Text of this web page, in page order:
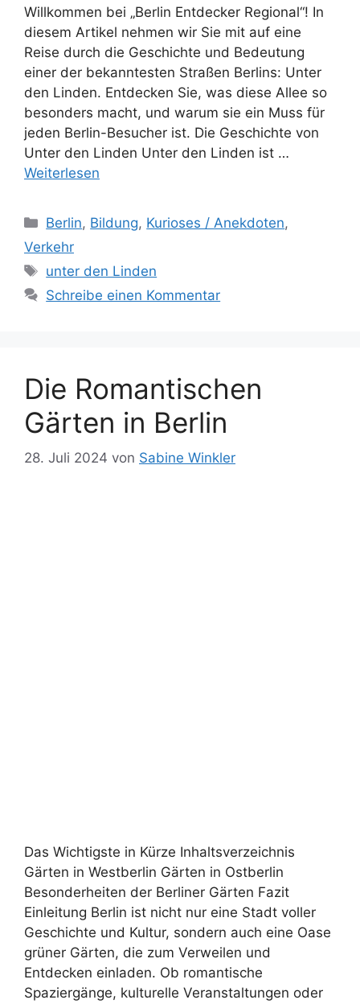
Willkommen bei „Berlin Entdecker Regional“! In
diesem Artikel nehmen wir Sie mit auf eine
Reise durch die Geschichte und Bedeutung
einer der bekanntesten Straßen Berlins: Unter
den Linden. Entdecken Sie, was diese Allee so
besonders macht, und warum sie ein Muss für
jeden Berlin-Besucher ist. Die Geschichte von
Unter den Linden Unter den Linden ist …
Weiterlesen
Kategorien
Berlin, Bildung, Kurioses / Anekdoten,
Verkehr
Schlagwörter
unter den Linden
Schreibe einen Kommentar
Die Romantischen
Gärten in Berlin
28. Juli 2024 von Sabine Winkler
Das Wichtigste in Kürze Inhaltsverzeichnis
Gärten in Westberlin Gärten in Ostberlin
Besonderheiten der Berliner Gärten Fazit
Einleitung Berlin ist nicht nur eine Stadt voller
Geschichte und Kultur, sondern auch eine Oase
grüner Gärten, die zum Verweilen und
Entdecken einladen. Ob romantische
Spaziergänge, kulturelle Veranstaltungen oder